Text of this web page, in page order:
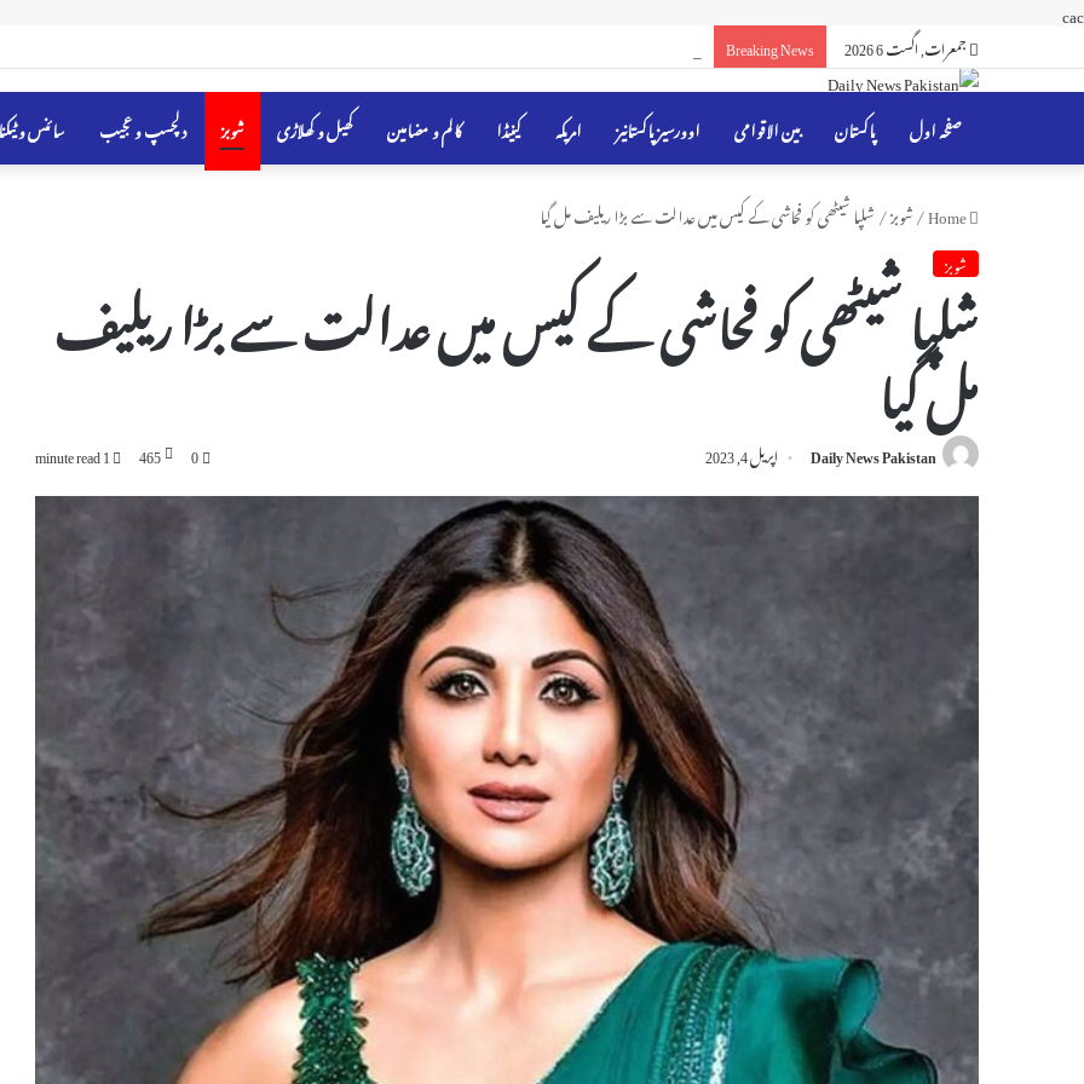
cac
جمعرات, اگست 6 2026 Breaking News
صفحہ اول پاکستان بین الاقوامی اوورسیز پاکستانیز امریکہ کینیڈا کالم و مضامین کھیل و کھلاڑی شوبز دلچسپ و عجیب سائنس و
/شوبز/شلپا شیٹھی کو فحاشی کے کیس میں عدالت سے بڑا ریلیف مل گیا
شوبز
شلپا شیٹھی کو فحاشی کے کیس میں عدالت سے بڑا ریلیف
مل گیا
Daily News Pakistan اپریل 4, 2023 0
465